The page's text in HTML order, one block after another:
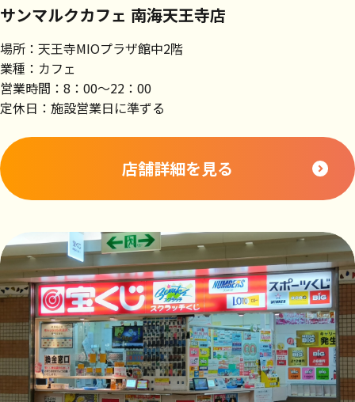
サンマルクカフェ 南海天王寺店
場所：天王寺MIOプラザ館中2階
業種：カフェ
営業時間：8：00～22：00
定休日：施設営業日に準ずる
店舗詳細を見る